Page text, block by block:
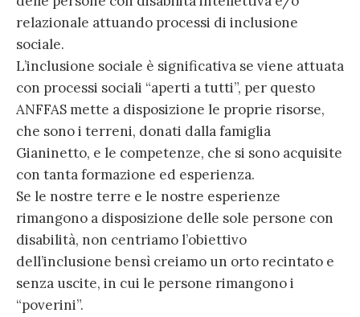
relazionale attuando processi di inclusione
sociale.
L’inclusione sociale è significativa se viene attuata
con processi sociali “aperti a tutti”, per questo
ANFFAS mette a disposizione le proprie risorse,
che sono i terreni, donati dalla famiglia
Gianinetto, e le competenze, che si sono acquisite
con tanta formazione ed esperienza.
Se le nostre terre e le nostre esperienze
rimangono a disposizione delle sole persone con
disabilità, non centriamo l’obiettivo
dell’inclusione bensì creiamo un orto recintato e
senza uscite, in cui le persone rimangono i
“poverini”.